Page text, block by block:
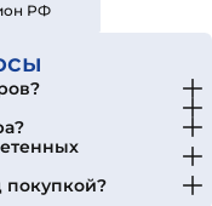
РФ
покупкой?